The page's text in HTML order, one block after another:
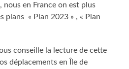
nous en France on est plus
plans « Plan 2023 » , « Plan
conseille la lecture de cette
déplacements en Île de